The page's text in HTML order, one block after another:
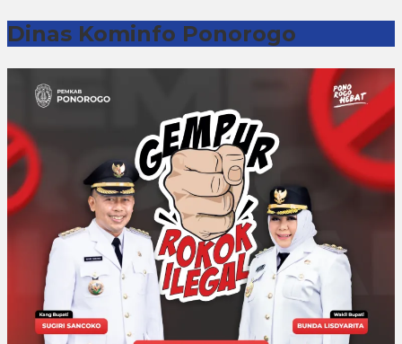
Dinas Kominfo Ponorogo